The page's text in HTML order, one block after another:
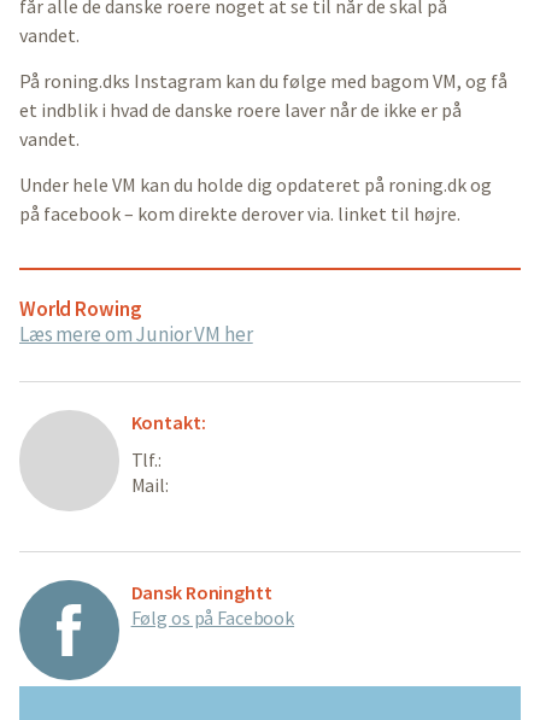
får alle de danske roere noget at se til når de skal på
vandet.
På roning.dks Instagram kan du følge med bagom VM, og få
et indblik i hvad de danske roere laver når de ikke er på
vandet.
Under hele VM kan du holde dig opdateret på roning.dk og
på facebook – kom direkte derover via. linket til højre.
World Rowing
Læs mere om Junior VM her
Kontakt:
Tlf.:
Mail:
Dansk Roninghtt
Følg os på Facebook